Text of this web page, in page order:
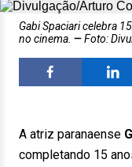
Gabi Spaciari celebra
no cinema.
Foto:
A atriz paranaense
completando 15